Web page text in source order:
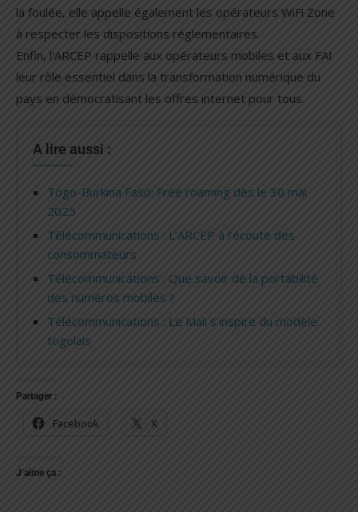
la foulée, elle appelle également les opérateurs WiFi Zone
à respecter les dispositions réglementaires.
Enfin, l’ARCEP rappelle aux opérateurs mobiles et aux FAI
leur rôle essentiel dans la transformation numérique du
pays en démocratisant les offres internet pour tous.
A lire aussi :
Togo-Burkina Faso: Free roaming dès le 30 mai
2025
Télécommunications : L’ARCEP à l’écoute des
consommateurs
Télécommunications : Que savoir de la portabilité
des numéros mobiles ?
Télécommunications : Le Mali s’inspire du modèle
togolais
Partager :
Facebook X
J’aime ça :